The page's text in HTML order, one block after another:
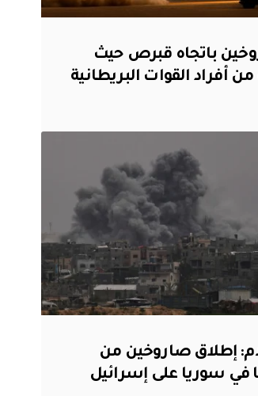
باتجاه قبرص حيث
أفراد القوات البريطانية
إطلاق صاروخين من
في سوريا على إسرائيل